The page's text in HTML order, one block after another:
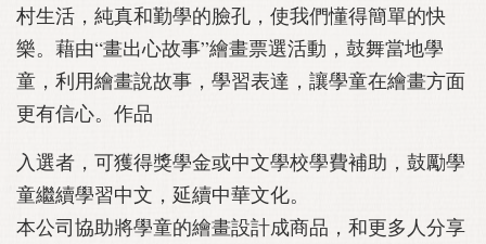
村生活，純真和勤學的臉孔，使我們懂得簡單的快
樂。藉由“畫出心故事”繪畫票選活動，鼓舞當地學
童，利用繪畫說故事，學習表達，讓學童在繪畫方面
更有信心。作品
入選者，可獲得獎學金或中文學校學費補助，鼓勵學
童繼續學習中文，延續中華文化。
本公司協助將學童的繪畫設計成商品，和更多人分享